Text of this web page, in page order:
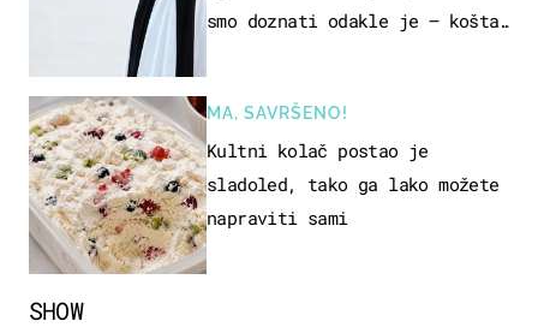
SHOW
smo doznati odakle je – košta
MA, SAVRŠENO!
Kultni kolač postao je
sladoled, tako ga lako možete
napraviti sami